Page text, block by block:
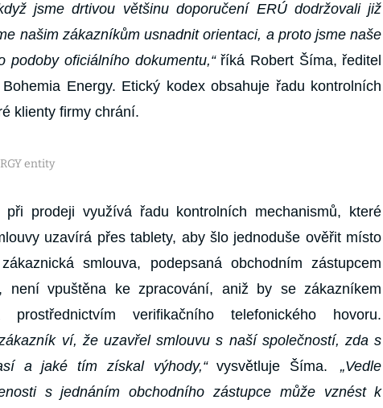
jsme drtivou většinu doporučení ERÚ dodržovali již
našim zákazníkům usnadnit orientaci, a proto jsme naše
podoby oficiálního dokumentu,“říká Robert Šíma, ředitel
Energy. Etický kodex obsahuje řadu kontrolních
klienty firmy chrání.
entity
prodeji využívá řadu kontrolních mechanismů, které
uzavírá přes tablety, aby šlo jednoduše ověřit místo
smlouva, podepsaná obchodním zástupcem
není vpuštěna ke zpracování, aniž by se zákazníkem
prostřednictvím verifikačního telefonického hovoru.
ví, že uzavřel smlouvu s naší společností, zda s
a jaké tím získal výhody,“vysvětluje Šíma.
„Vedle
s jednáním obchodního zástupce může vznést k